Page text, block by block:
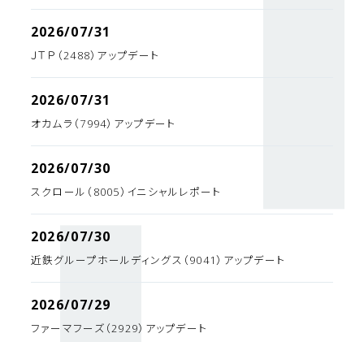
2026/07/31
ＪＴＰ（2488）アップデート
2026/07/31
オカムラ（7994）アップデート
2026/07/30
スクロール（8005）イニシャルレポート
2026/07/30
近鉄グループホールディングス（9041）アップデート
2026/07/29
ファーマフーズ（2929）アップデート